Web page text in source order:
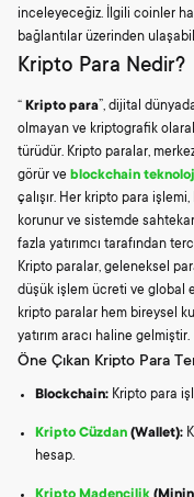
inceleyeceğiz. İlgili coinler
bağlantılar üzerinden
Kripto Para Nedir?
“ Kripto para”, dijital
olmayan ve kriptografik
türüdür. Kripto paralar,
görür ve blockchain
çalışır. Her kripto para
korunur ve sistemde
fazla yatırımcı tarafından
Kripto paralar, geleneksel
düşük işlem ücreti ve global
kripto paralar hem bireysel
yatırım aracı haline gelmiştir.
Öne Çıkan Kripto Para
Blockchain: Kripto para
Kripto Cüzdan (Wallet):
hesap.